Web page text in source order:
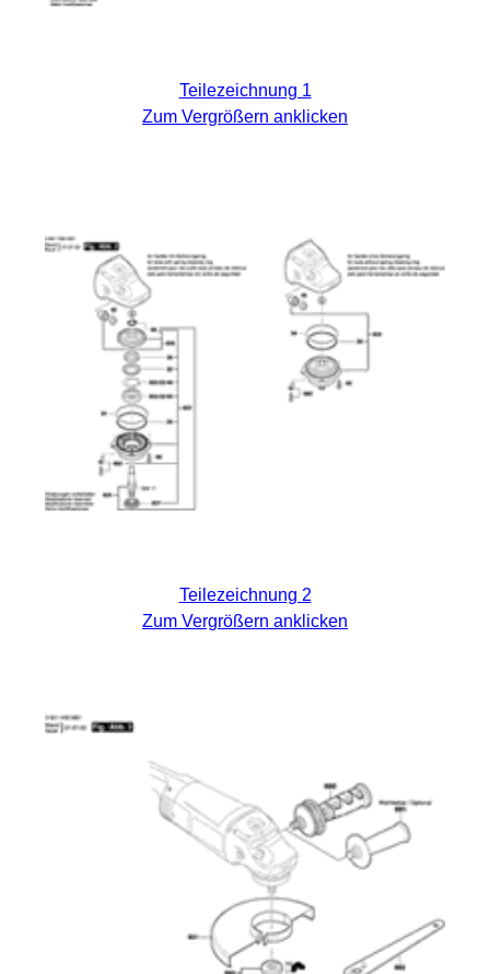
Teilezeichnung 1
Zum Vergrößern anklicken
Teilezeichnung 2
Zum Vergrößern anklicken